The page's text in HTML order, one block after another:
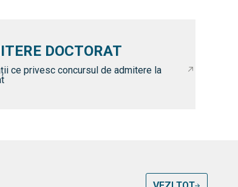
DOCTORAT
ce privesc concursul de admitere la